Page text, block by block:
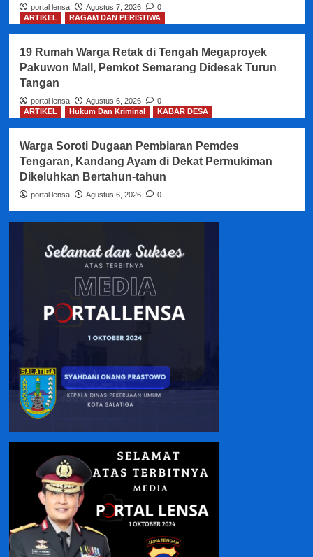
portal lensa Agustus 7, 2026
0
ARTIKEL
RAGAM DAN PERISTIWA
19 Rumah Warga Retak di Tengah Megaproyek
Pakuwon Mall, Pemkot Semarang Didesak Turun
Tangan
portal lensa Agustus 6, 2026
0
ARTIKEL
Hukum Dan Kriminal KABAR DESA
Warga Soroti Dugaan Pembiaran Pemdes
Tengaran, Kandang Ayam di Dekat Permukiman
Dikeluhkan Bertahun-tahun
portal lensa Agustus 6, 2026 0